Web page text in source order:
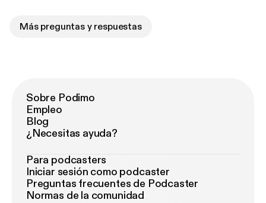
Más preguntas y respuestas
Sobre Podimo
Empleo
Blog
¿Necesitas ayuda?
Para podcasters
Iniciar sesión como podcaster
Preguntas frecuentes de Podcaster
Normas de la comunidad